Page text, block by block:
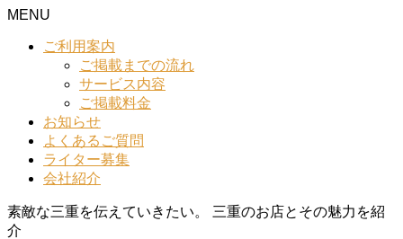
MENU
ご利用案内
ご掲載までの流れ
サービス内容
ご掲載料金
お知らせ
よくあるご質問
ライター募集
会社紹介
素敵な三重を伝えていきたい。 三重のお店とその魅力を紹
介